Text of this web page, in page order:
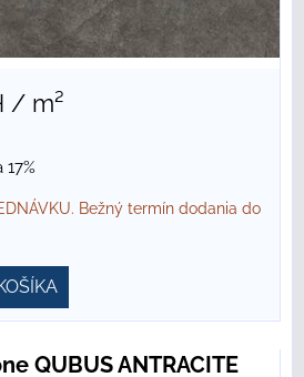
/ m²
17%
Bežný termín dodania do
QUBUS ANTRACITE